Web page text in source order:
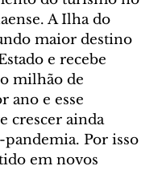
A Ilha do
maior destino
e recebe
milhão de
ano e esse
crescer ainda
Por isso
em novos